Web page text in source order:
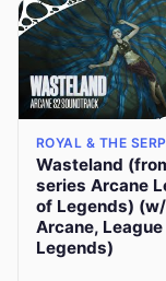
ROYAL & THE
Wasteland
series Arcane
of Legends) (w/
Arcane,
Legends)